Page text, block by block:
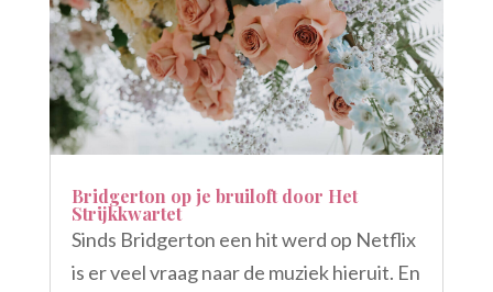
Bridgerton op je bruiloft door Het
Strijkkwartet
Sinds Bridgerton een hit werd op Netflix
is er veel vraag naar de muziek hieruit. En